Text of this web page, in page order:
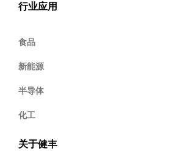
行业应用
食品
新能源
半导体
化工
关于健丰